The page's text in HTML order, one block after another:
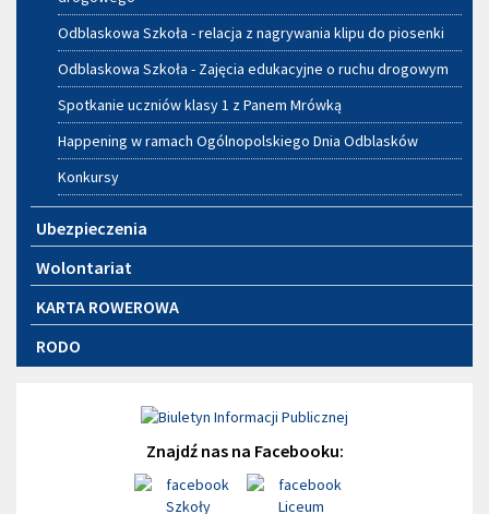
Odblaskowa Szkoła - relacja z nagrywania klipu do piosenki
Odblaskowa Szkoła - Zajęcia edukacyjne o ruchu drogowym
Spotkanie uczniów klasy 1 z Panem Mrówką
Happening w ramach Ogólnopolskiego Dnia Odblasków
Konkursy
Ubezpieczenia
Wolontariat
KARTA ROWEROWA
RODO
Znajdź nas na Facebooku: